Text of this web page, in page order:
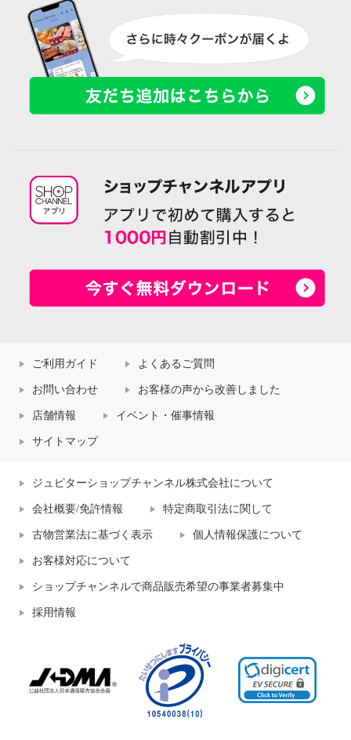
ご利用ガイド よくあるご質問
お問い合わせ お客様の声から改善しました
店舗情報 イベント・催事情報
サイトマップ
ジュピターショップチャンネル株式会社について
会社概要/免許情報 特定商取引法に関して
古物営業法に基づく表示 個人情報保護について
お客様対応について
ショップチャンネルで商品販売希望の事業者募集中
採用情報